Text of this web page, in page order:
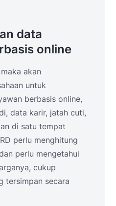
data
online
akan
untuk
berbasis online,
data karir, jatah cuti,
di satu tempat
perlu menghitung
perlu mengetahui
cukup
tersimpan secara